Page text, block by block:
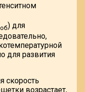
об) для
для развития
скорость
возрастает,